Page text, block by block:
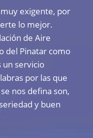
exigente, por
lo mejor.
de Aire
del Pinatar como
un servicio
por las que
nos defina son,
y buen